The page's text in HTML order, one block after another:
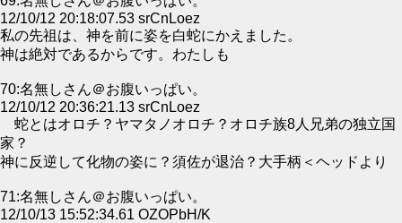
12/10/12 20:18:07.53 srCnLoez
私の先祖は、神を前に姿を白蛇にかえました。
神は絶対であるからです。わたしも
70:名無しさん＠お腹いっぱい。
12/10/12 20:36:21.13 srCnLoez
蛇とはオロチ？ヤマタノオロチ？オロチ族8人兄弟の独立国
家？
神に反逆して化物の姿に？須佐が退治？大手柄＜ヘッドより
71:名無しさん＠お腹いっぱい。
12/10/13 15:52:34.61 OZOPbH/K